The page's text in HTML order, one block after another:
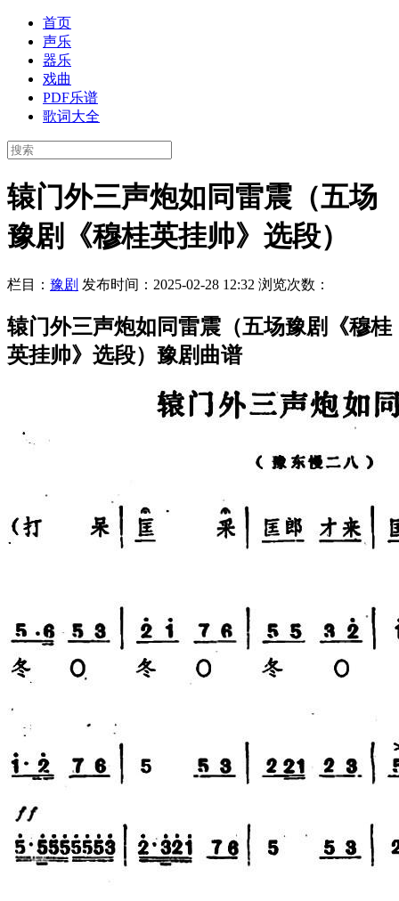
首页
声乐
器乐
戏曲
PDF乐谱
歌词大全
辕门外三声炮如同雷震（五场
豫剧《穆桂英挂帅》选段）
栏目： 豫剧 发布时间：2025-02-28 12:32 浏览次数：
辕门外三声炮如同雷震（五场豫剧《穆桂
英挂帅》选段）豫剧曲谱